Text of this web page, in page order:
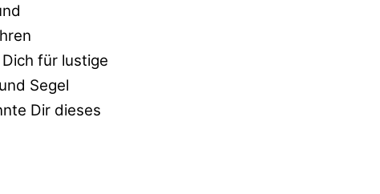
für lustige
Segel
Dir dieses